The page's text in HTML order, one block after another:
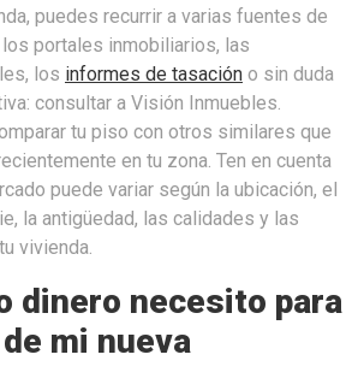
puedes recurrir a varias fuentes de
portales inmobiliarios, las
los informes de tasación o sin duda
consultar a Visión Inmuebles.
tu piso con otros similares que
en tu zona. Ten en cuenta
puede variar según la ubicación, el
la antigüedad, las calidades y las
vivienda.
dinero necesito para
mi nueva